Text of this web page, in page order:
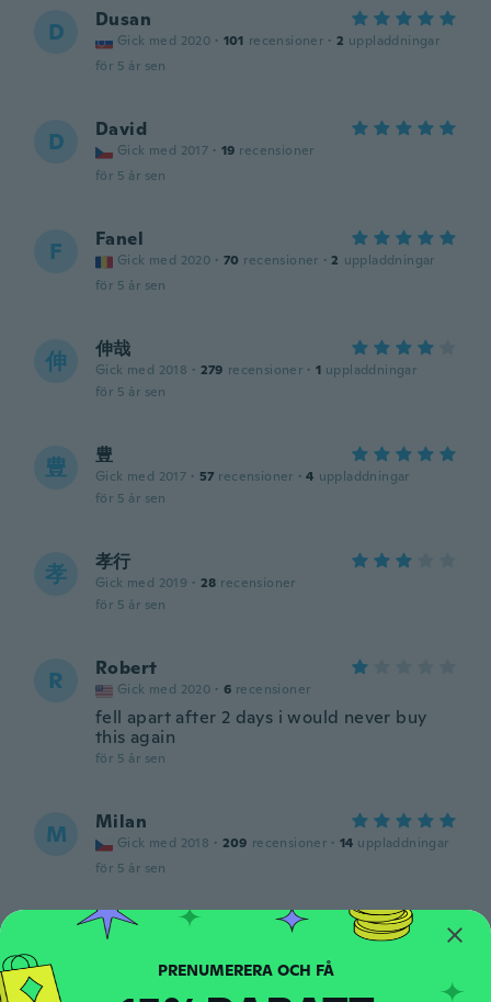
D Dusan
Gick med 2020 · 101 recensioner · 2 uppladdningar
för 5 år sen
D David
Gick med 2017 · 19 recensioner
för 5 år sen
F Fanel
Gick med 2020 · 70 recensioner · 2 uppladdningar
för 5 år sen
伸 伸哉
Gick med 2018 · 279 recensioner · 1 uppladdningar
för 5 år sen
豊 豊
Gick med 2017 · 57 recensioner · 4 uppladdningar
för 5 år sen
孝 孝行
Gick med 2019 · 28 recensioner
för 5 år sen
R Robert
Gick med 2020 · 6 recensioner
fell apart after 2 days i would never buy
this again
för 5 år sen
M Milan
Gick med 2018 · 209 recensioner · 14 uppladdningar
för 5 år sen
Akvilė
för 5 år sen
PRENUMERERA OCH FÅ